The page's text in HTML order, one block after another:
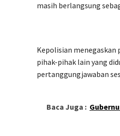
masih berlangsung
Kepolisian menegaskan
pihak-pihak lain yang
pertanggungjawaban
Baca Juga :